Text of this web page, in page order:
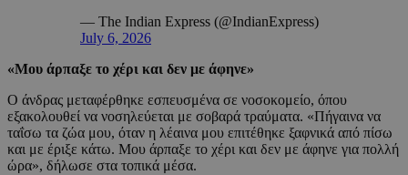
— The Indian Express (@IndianExpress)
July 6, 2026
«Μου άρπαξε το χέρι και δεν με άφηνε»
Ο άνδρας μεταφέρθηκε εσπευσμένα σε νοσοκομείο, όπου
εξακολουθεί να νοσηλεύεται με σοβαρά τραύματα. «Πήγαινα να
ταΐσω τα ζώα μου, όταν η λέαινα μου επιτέθηκε ξαφνικά από πίσω
και με έριξε κάτω. Μου άρπαξε το χέρι και δεν με άφηνε για πολλή
ώρα», δήλωσε στα τοπικά μέσα.